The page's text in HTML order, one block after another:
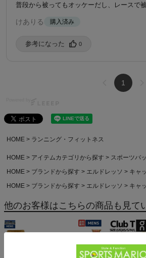
普段から被ってもオッケーだし、レースで
けありる 購入済み
参考になった️ 0
1
HOME ランニング・フィットネス
HOME アイテムカテゴリから探す
スポーツバ
HOME
ブランドから探す エルドレッソ キャ
HOME
ブランドから探す エルドレッソ キャ
他のお客様はこちらの商品も見て